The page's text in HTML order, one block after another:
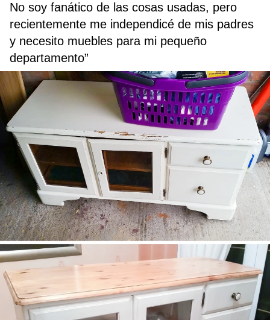
No soy fanático de las cosas usadas, pero
recientemente me independicé de mis padres
y necesito muebles para mi pequeño
departamento”